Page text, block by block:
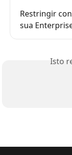
Restringir
sua
Isto